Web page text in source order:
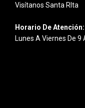
Visítanos Santa RIta
Horario De Atención:
Lunes A Viernes De 9